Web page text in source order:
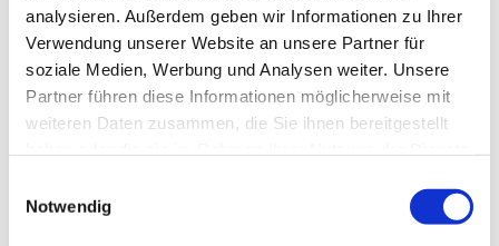
analysieren. Außerdem geben wir Informationen zu Ihrer
Verwendung unserer Website an unsere Partner für
soziale Medien, Werbung und Analysen weiter. Unsere
Partner führen diese Informationen möglicherweise mit
weiteren Daten zusammen, die Sie ihnen bereitgestellt
Notwendig